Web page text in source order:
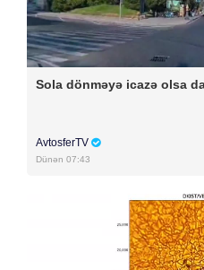
Sola dönməyə icazə olsa
AvtosferTV
Dünən 07:43